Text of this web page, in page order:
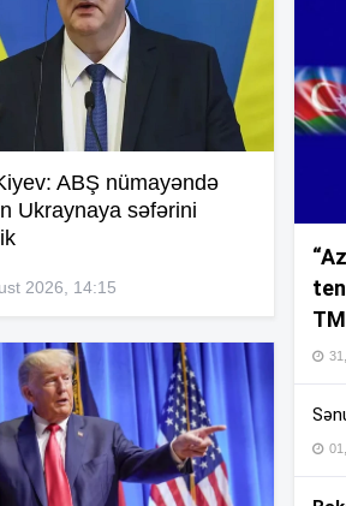
ABŞ nümayəndə
Ukraynaya səfərini
2026, 14:15